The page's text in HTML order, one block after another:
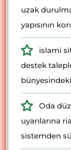
uzak
yapısının
islami
destek
bünyesindeki
Oda
uyarılarına
sistemden